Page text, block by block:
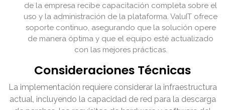
de la empresa recibe capacitación completa sobre el
uso y la administración de la plataforma. ValuIT ofrece
soporte continuo, asegurando que la solución opere
de manera óptima y que el equipo esté actualizado
con las mejores prácticas.
Consideraciones Técnicas
La implementación requiere considerar la infraestructura
actual, incluyendo la capacidad de red para la descarga